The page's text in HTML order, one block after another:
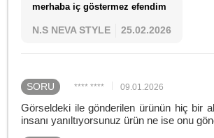
merhaba iç göstermez efendim
N.S NEVA STYLE 25.02.2026
SORU **** **** 09.01.2026
Görseldeki ile gönderilen ürünün hiç bir
insanı yanıltıyorsunuz ürün ne ise onu